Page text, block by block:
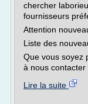
chercher
fournisseurs
Attention
Liste des
Que vous soyez
à nous contacter
Lire la suite